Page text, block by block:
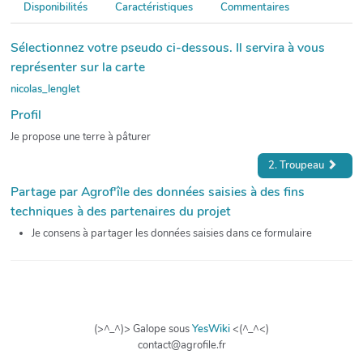
Disponibilités Caractéristiques Commentaires
Sélectionnez votre pseudo ci-dessous. Il servira à vous
représenter sur la carte
nicolas_lenglet
Profil
Je propose une terre à pâturer
2. Troupeau
Partage par Agrof'île des données saisies à des fins
techniques à des partenaires du projet
Je consens à partager les données saisies dans ce formulaire
(>^_^)> Galope sousYesWiki<(^_^<)
contact@agrofile.fr